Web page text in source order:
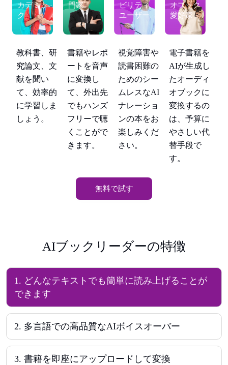
カデミッ
ク
教科書、研
究論文、文
献を聞い
て、効率的
に学習しま
しょう。
門家
書籍やレポ
ートを音声
に変換し
て、外出先
でもハンズ
フリーで聴
くことがで
きます。
ビリティ
ユーザー
視覚障害や
読書困難の
ためのシー
ムレスなAI
ナレーショ
ンの本をお
楽しみくだ
さい。
オブック
愛好家
電子書籍を
AIが生成し
たオーディ
オブックに
変換するの
は、予算に
やさしい代
替手段で
す。
無料で試す
AIブックリーダーの特徴
1. どんなテキストでも簡単に読み上げることが
できます
2. 多言語での高品質なAIボイスオーバー
3. 書籍を即座にアップロードして変換